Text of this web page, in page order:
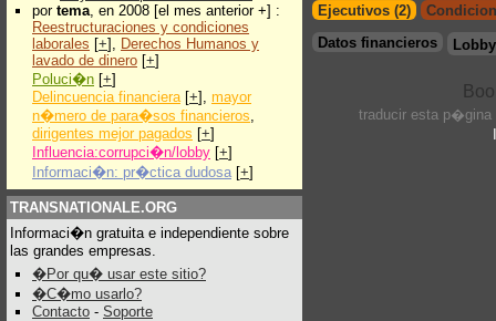
por tema, en 2008 [el mes anterior +] :
Reestructuraciones y condiciones
laborales [+], Derechos Humanos y
lavado de dinero [+]
Poluci�n [+]
Delincuencia financiera[+], mayor
n�mero de para�sos financieros,
dirigentes mejor pagados [+]
Influencia:corrupci�n/lobby [+]
Informaci�n: pr�ctica dudosa [+]
TRANSNATIONALE.ORG
Informaci�n gratuita e independiente sobre
las grandes empresas.
�Por qu� usar este sitio?
�C�mo usarlo?
Contacto - Soporte
Ejecutivos (2)
Datos financieros
traducir esta